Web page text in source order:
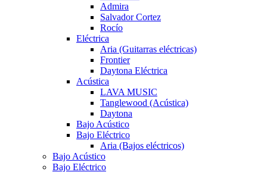
Admira
Salvador Cortez
Rocío
Eléctrica
Aria (Guitarras eléctricas)
Frontier
Daytona Eléctrica
Acústica
LAVA MUSIC
Tanglewood (Acústica)
Daytona
Bajo Acústico
Bajo Eléctrico
Aria (Bajos eléctricos)
Bajo Acústico
Bajo Eléctrico